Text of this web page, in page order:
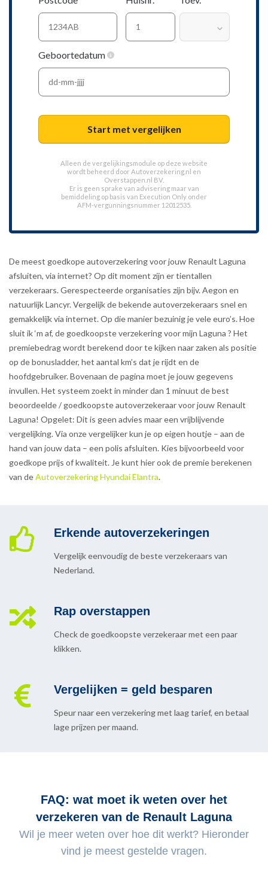
Geboortedatum
Start met vergelijken
Alleen de vergelijkingsmodule op deze website
wordt beheerd door Autoverzekering.nl en
Overstappen.nl BV.
Er is geen sprake van advisering maar van
bemiddeling op basis van Execution Only onder
AFM-vergunningsnummer 12012535.
De meest goedkope autoverzekering voor jouw Renault Laguna
afsluiten, via internet? Op dit moment zijn er tientallen
verzekeraars. Gerespecteerde organisaties zijn bijv. Aegon en
natuurlijk Lancyr. Vergelijk de bekende autoverzekeraars snel en
gemakkelijk via internet. Op die manier bezuinig je vele euro’s. Hoe
sluit ik ‘m af, de goedkoopste verzekering voor mijn Laguna ? Het
premiebedrag wordt berekend door te kijken naar zaken als positie
op de bonusladder, het aantal km’s dat je rijdt en de
hoofdgebruiker. Bovenaan de pagina moet je jouw gegevens
invullen. Het systeem zoekt in minder dan 1 minuut de best
beoordeelde / goedkoopste autoverzekeraar voor jouw Renault
Laguna! Opgelet: Dit is geen advies maar een vrijblijvende
vergelijking. Via onze vergelijker kun je op eigen houtje – aan de
hand van jouw data – een polis afsluiten. Kies bijvoorbeeld voor
goedkope prijs of kwaliteit. Je kunt hier ook de premie berekenen
van deAutoverzekering Hyundai Elantra.
Erkende autoverzekeringen
Vergelijk eenvoudig de beste verzekeraars van
Nederland.
Rap overstappen
Check de goedkoopste verzekeraar met een paar
klikken.
Vergelijken = geld besparen
Speur naar een verzekering met laag tarief, en betaal
lage prijzen per maand.
FAQ: wat moet ik weten over het
verzekeren van de Renault Laguna
Wil je meer weten over hoe dit werkt? Hieronder
vind je meest gestelde vragen.